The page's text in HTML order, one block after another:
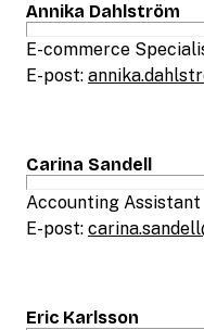
Annika Dahlström
E-commerce
E-post:
Carina Sandell
Accounting Assistant
E-post:
Eric Karlsson